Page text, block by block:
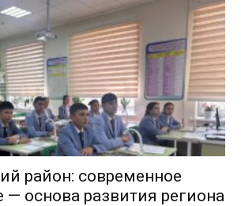
район: современное
— основа развития региона